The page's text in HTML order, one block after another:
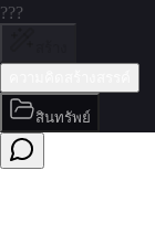
???
สินทรัพย์